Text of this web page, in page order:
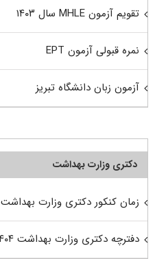
تقویم آزمون MHLE سال ۱۴۰۳
نمره قبولی آزمون EPT
آزمون زبان دانشگاه تبریز
دکتری وزارت بهداشت
زمان کنکور دکتری وزارت بهداشت ۱۴۰۴
دفترچه دکتری وزارت بهداشت ۱۴۰۴